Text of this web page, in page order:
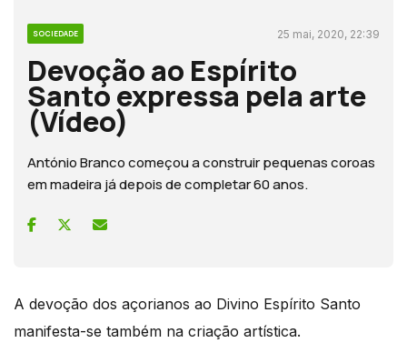
SOCIEDADE 25 mai, 2020, 22:39
Devoção ao Espírito
Santo expressa pela arte
(Vídeo)
António Branco começou a construir pequenas coroas
em madeira já depois de completar 60 anos.
A devoção dos açorianos ao Divino Espírito Santo
manifesta-se também na criação artística.